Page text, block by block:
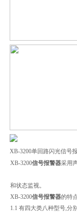
XB-3200单回路闪光信号
XB-3200信号报警器采用
和状态监视。
XB-3200信号报警器的特
1.1 有四大类八种型号,分